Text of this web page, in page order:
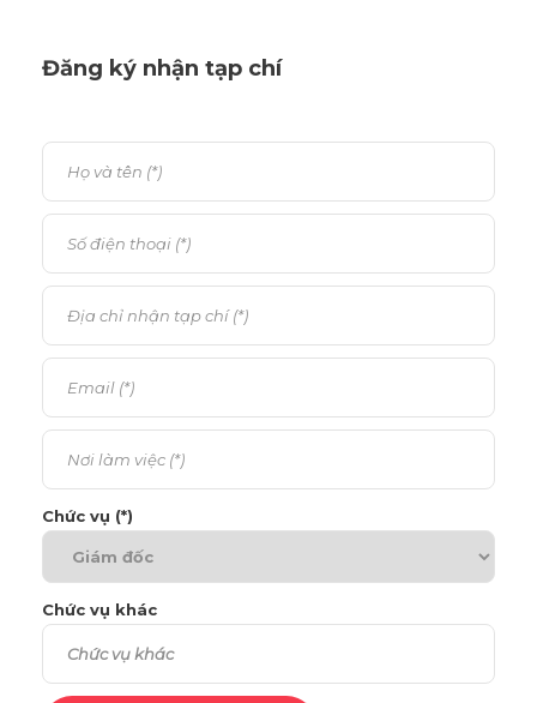
Đăng ký nhận tạp chí
Chức vụ (*)
Chức vụ khác